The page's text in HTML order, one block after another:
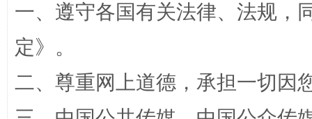
阿坝州三大球赛在茂县开幕 规模
一、遵守各国有关法律、法规，
定》。
二、尊重网上道德，承担一切因